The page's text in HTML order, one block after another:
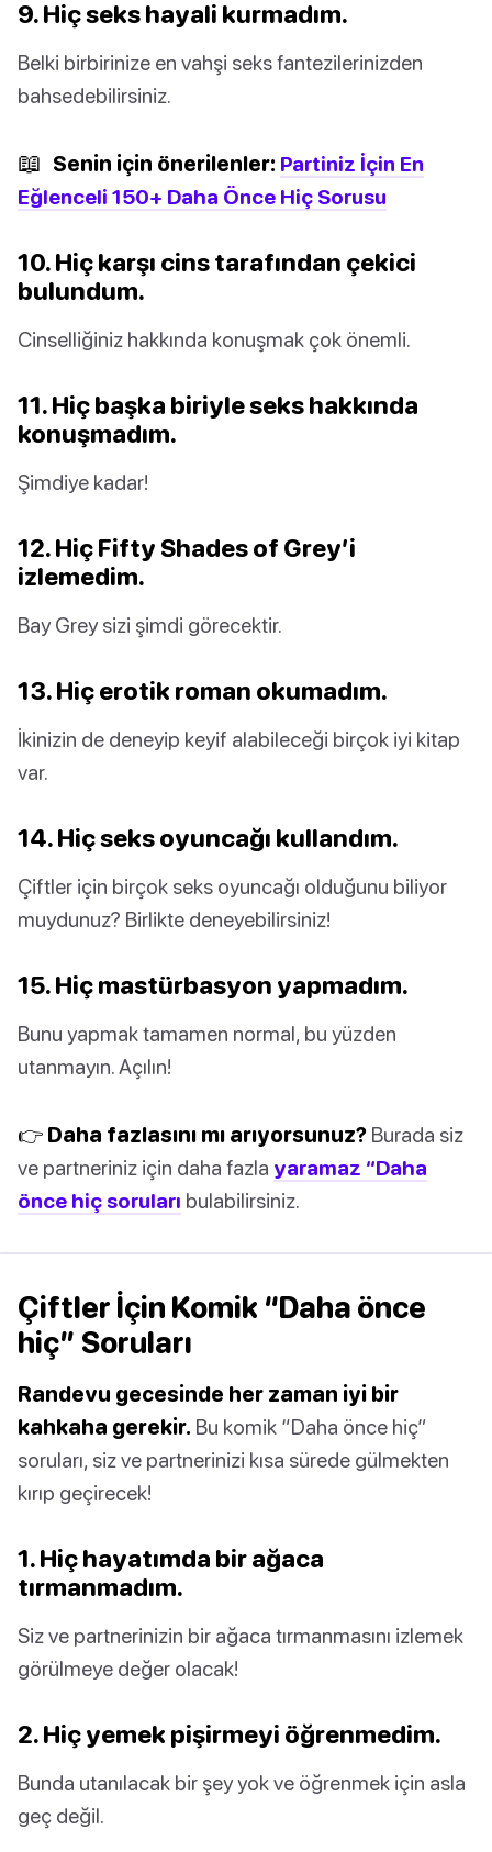
9. Hiç seks hayali kurmadım.
Belki birbirinize en vahşi seks fantezilerinizden
bahsedebilirsiniz.
📖 Senin için önerilenler: Partiniz İçin En
Eğlenceli 150+ Daha Önce Hiç Sorusu
10. Hiç karşı cins tarafından çekici
bulundum.
Cinselliğiniz hakkında konuşmak çok önemli.
11. Hiç başka biriyle seks hakkında
konuşmadım.
Şimdiye kadar!
12. Hiç Fifty Shades of Grey’i
izlemedim.
Bay Grey sizi şimdi görecektir.
13. Hiç erotik roman okumadım.
İkinizin de deneyip keyif alabileceği birçok iyi kitap
var.
14. Hiç seks oyuncağı kullandım.
Çiftler için birçok seks oyuncağı olduğunu biliyor
muydunuz? Birlikte deneyebilirsiniz!
15. Hiç mastürbasyon yapmadım.
Bunu yapmak tamamen normal, bu yüzden
utanmayın. Açılın!
👉 Daha fazlasını mı arıyorsunuz? Burada siz
ve partneriniz için daha fazla yaramaz “Daha
önce hiç soruları bulabilirsiniz.
Çiftler İçin Komik “Daha önce
hiç” Soruları
Randevu gecesinde her zaman iyi bir
kahkaha gerekir. Bu komik “Daha önce hiç”
soruları, siz ve partnerinizi kısa sürede gülmekten
kırıp geçirecek!
1. Hiç hayatımda bir ağaca
tırmanmadım.
Siz ve partnerinizin bir ağaca tırmanmasını izlemek
görülmeye değer olacak!
2. Hiç yemek pişirmeyi öğrenmedim.
Bunda utanılacak bir şey yok ve öğrenmek için asla
geç değil.